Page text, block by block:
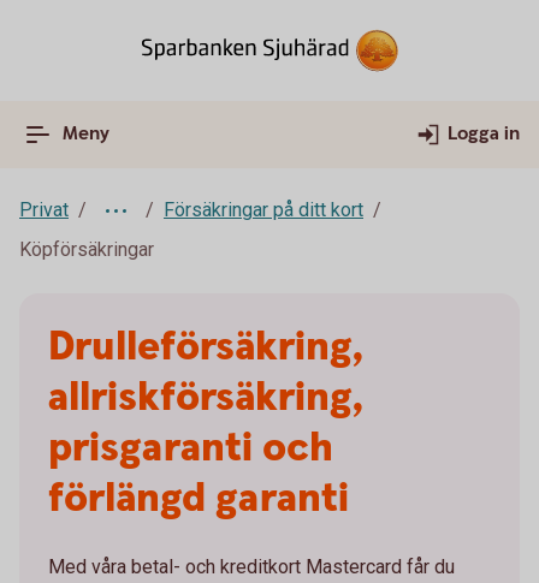
Meny Logga in
Privat
Försäkringar på ditt kort
Köpförsäkringar
Drulleförsäkring,
allriskförsäkring,
prisgaranti och
förlängd garanti
Med våra betal- och kreditkort Mastercard får du